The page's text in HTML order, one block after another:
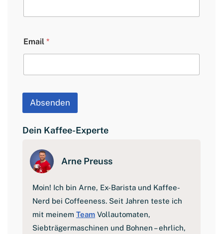
l
r
n
u
t
Email *
Absenden
Dein Kaffee-Experte
Arne Preuss
Moin! Ich bin Arne, Ex-Barista und Kaffee-
Nerd bei Coffeeness. Seit Jahren teste ich
mit meinem Team Vollautomaten,
Siebträgermaschinen und Bohnen – ehrlich,